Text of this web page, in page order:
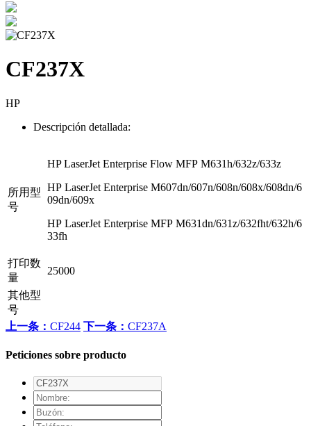
CF237X
HP
Descripción detallada:
所用型
号
HP LaserJet Enterprise Flow MFP M631h/632z/633z
HP LaserJet Enterprise M607dn/607n/608n/608x/608dn/6
09dn/609x
HP LaserJet Enterprise MFP M631dn/631z/632fht/632h/6
33fh
打印数
量
25000
其他型
号
上一条： CF244 下一条： CF237A
Peticiones sobre producto